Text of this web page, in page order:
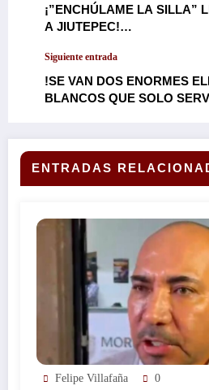
¡”ENCHÚLAME LA SILLA”
A JIUTEPEC!…
Siguiente entrada
!SE VAN DOS ENORMES
BLANCOS QUE SOLO
SARAVIA, DESAPARICIÓN
LA MUJER Y EL IMIPE…
ENTRADAS
Felipe Villafaña 0